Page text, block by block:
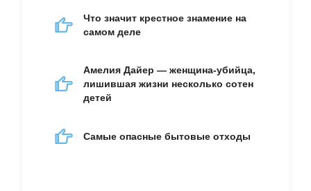
Что значит крестное знамение на
самом деле
Амелия Дайер — женщина-убийца,
лишившая жизни несколько сотен
детей
Самые опасные бытовые отходы